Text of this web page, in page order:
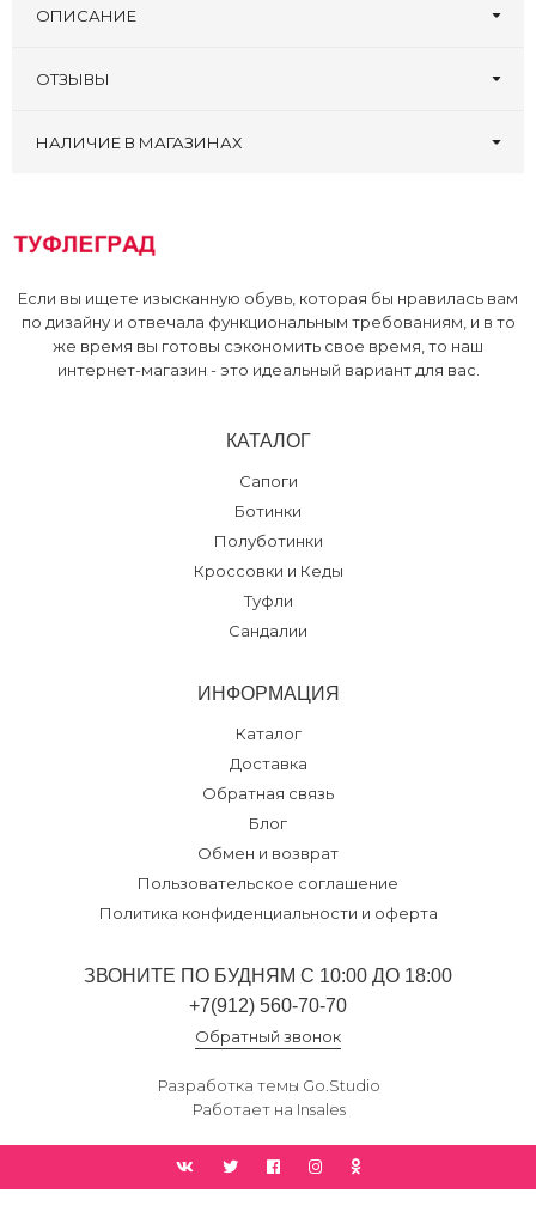
ОПИСАНИЕ
ОТЗЫВЫ
Оставьте первый отзыв!
НАЛИЧИЕ В МАГАЗИНАХ
Если вы ищете изысканную обувь, которая бы нравилась вам
по дизайну и отвечала функциональным требованиям, и в то
же время вы готовы сэкономить свое время, то наш
интернет-магазин - это идеальный вариант для вас.
КАТАЛОГ
Сапоги
Ботинки
Полуботинки
Кроссовки и Кеды
Туфли
Сандалии
ИНФОРМАЦИЯ
Каталог
Доставка
Обратная связь
Блог
Обмен и возврат
Пользовательское соглашение
Политика конфиденциальности и оферта
ЗВОНИТЕ ПО БУДНЯМ С 10:00 ДО 18:00
+7(912) 560-70-70
Обратный звонок
Разработка темы Go.Studio
Работает на Insales